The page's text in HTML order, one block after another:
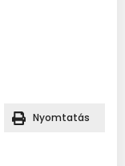
Nyomtatás